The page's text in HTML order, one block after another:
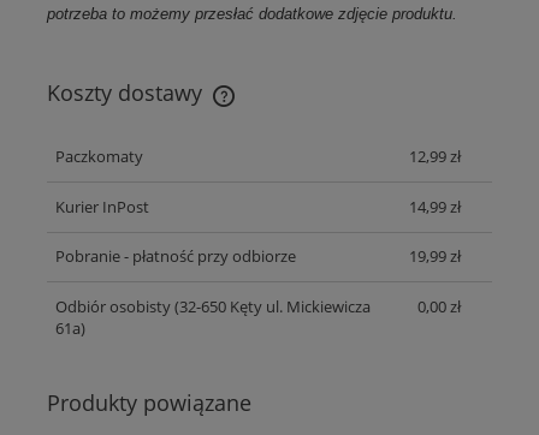
potrzeba to możemy przesłać dodatkowe zdjęcie produktu.
Koszty dostawy
Cena nie zawiera ewentualnych kosztów płatności
Paczkomaty 12,99 zł
Kurier InPost 14,99 zł
Pobranie - płatność przy odbiorze 19,99 zł
Odbiór osobisty(32-650 Kęty ul. Mickiewicza
61a)
0,00 zł
Produkty powiązane